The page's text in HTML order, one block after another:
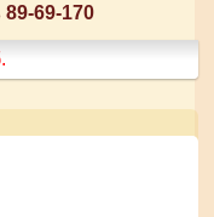
69-170